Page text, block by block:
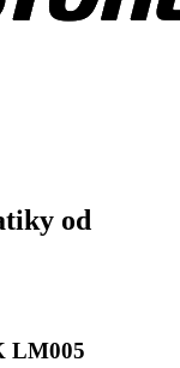
od
LM005